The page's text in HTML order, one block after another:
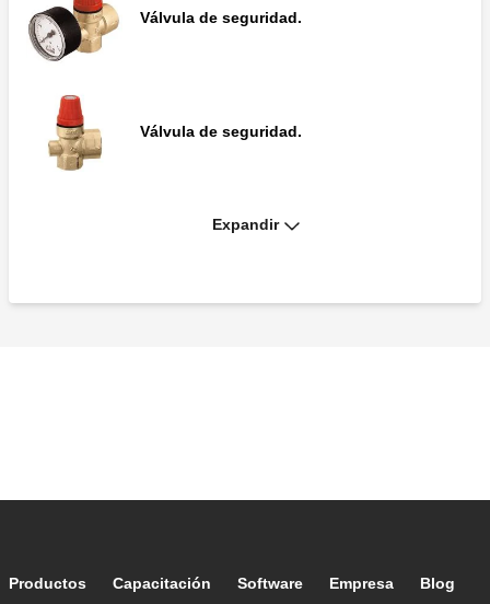
Válvula de seguridad.
Válvula de seguridad.
Expandir
Footer main navigation
Productos Capacitación Software Empresa Blog